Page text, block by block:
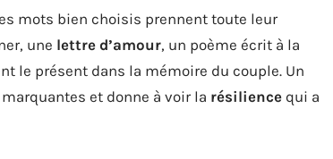
mots bien choisis prennent toute leur
une lettre d’amour, un poème écrit à la
le présent dans la mémoire du couple. Un
et donne à voir la résilience qui a